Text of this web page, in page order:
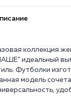
коллекция
идеальный
Футболки
модель